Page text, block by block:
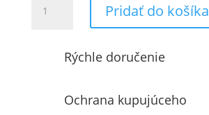
Ventilátor
Pridať do košíka
Rýchle doručenie
Ochrana kupujúceho